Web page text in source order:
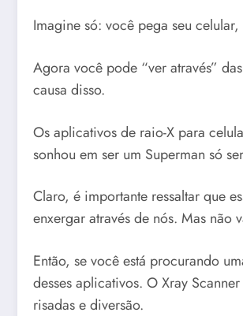
Imagine só: você pega seu
Agora você pode “ver através”
causa disso.
Os aplicativos de raio-X para
sonhou em ser um Superman só
Claro, é importante ressaltar que
enxergar através de nós. Mas
Então, se você está procurando
desses aplicativos. O Xray
risadas e diversão.